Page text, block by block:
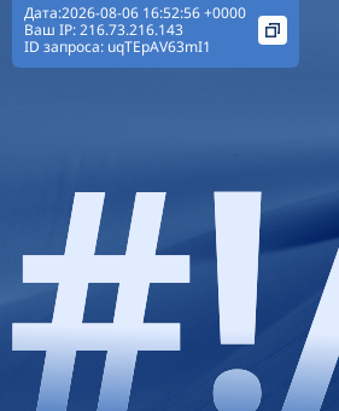
Дата:2026-08-06 16:52:56 +0000
Ваш IP:216.73.216.143
ID запроса: uqTEpAV63mI1